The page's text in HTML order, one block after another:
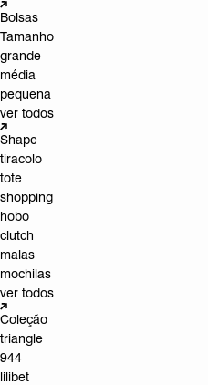
Bolsas
Tamanho
grande
média
pequena
ver todos
Shape
tiracolo
tote
shopping
hobo
clutch
malas
mochilas
ver todos
Coleção
triangle
944
lilibet